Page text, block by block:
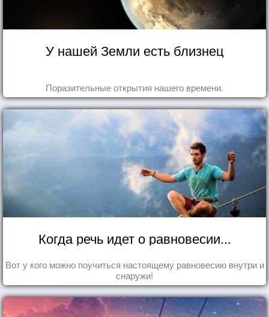
У нашей Земли есть близнец
Поразительные открытия нашего времени.
Когда речь идет о равновесии...
Вот у кого можно поучиться настоящему равновесию внутри и
снаружи!